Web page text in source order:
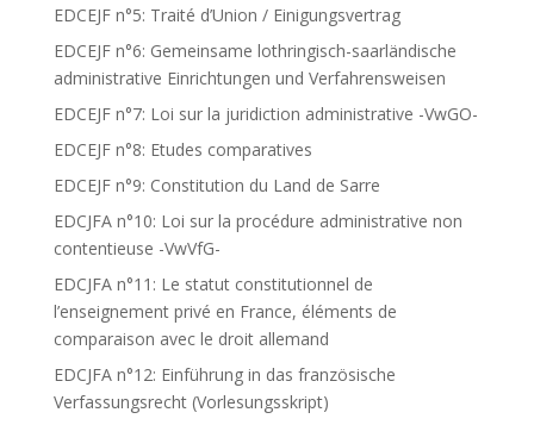
EDCEJF n°5: Traité d’Union / Einigungsvertrag
EDCEJF n°6: Gemeinsame lothringisch-saarländische
administrative Einrichtungen und Verfahrensweisen
EDCEJF n°7: Loi sur la juridiction administrative -VwGO-
EDCEJF n°8: Etudes comparatives
EDCEJF n°9: Constitution du Land de Sarre
EDCJFA n°10: Loi sur la procédure administrative non
contentieuse -VwVfG-
EDCJFA n°11: Le statut constitutionnel de
l’enseignement privé en France, éléments de
comparaison avec le droit allemand
EDCJFA n°12: Einführung in das französische
Verfassungsrecht (Vorlesungsskript)